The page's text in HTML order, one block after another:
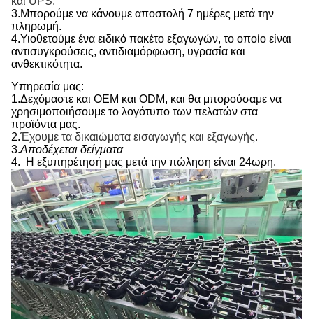
3.Μπορούμε να κάνουμε αποστολή 7 ημέρες μετά την
πληρωμή.
4.Υιοθετούμε ένα ειδικό πακέτο εξαγωγών, το οποίο είναι
αντισυγκρούσεις, αντιδιαμόρφωση, υγρασία και
ανθεκτικότητα.
Υπηρεσία μας:
1.Δεχόμαστε και OEM και ODM, και θα μπορούσαμε να
χρησιμοποιήσουμε το λογότυπο των πελατών στα
προϊόντα μας.
2.Έχουμε τα δικαιώματα εισαγωγής και εξαγωγής.
3.Αποδέχεται δείγματα
4.
Η εξυπηρέτησή μας μετά την πώληση είναι 24ωρη.